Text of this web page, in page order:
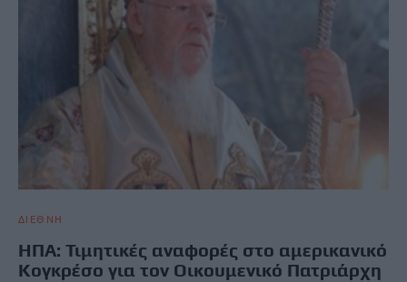
ΔΙΕΘΝΗ
ΗΠΑ: Τιμητικές αναφορές στο αμερικανικό
Κογκρέσο για τον Οικουμενικό Πατριάρχη